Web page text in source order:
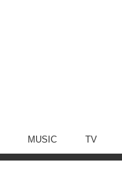
MUSIC TV